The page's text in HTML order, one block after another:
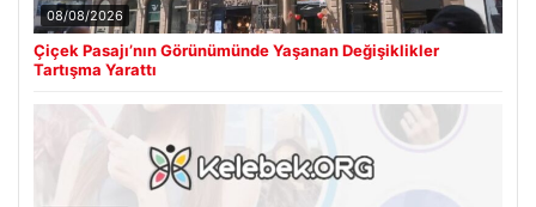
08/08/2026
Çiçek Pasajı’nın Görünümünde Yaşanan Değişiklikler
Tartışma Yarattı